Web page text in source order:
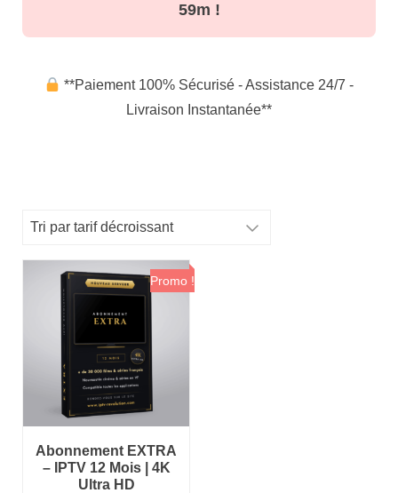
59m !
**Paiement 100% Sécurisé - Assistance 24/7 -
Livraison Instantanée**
Promo !
Abonnement EXTRA
– IPTV 12 Mois | 4K
Ultra HD